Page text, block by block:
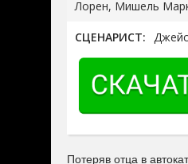
Лорен, Мишель
СЦЕНАРИСТ:
Потеряв отца в